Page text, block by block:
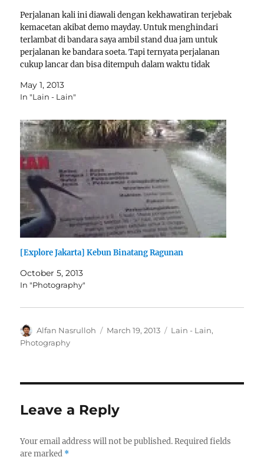
Perjalanan kali ini diawali dengan kekhawatiran terjebak
kemacetan akibat demo mayday. Untuk menghindari
terlambat di bandara saya ambil stand dua jam untuk
perjalanan ke bandara soeta. Tapi ternyata perjalanan
cukup lancar dan bisa ditempuh dalam waktu tidak
juga. Penumpang yang cukup dominan adalah…
May 1, 2013
In "Lain - Lain"
[Explore Jakarta] Kebun Binatang Ragunan
October 5, 2013
In "Photography"
Author
Alfan Nasrulloh
Posted
March 19, 2013 Categories
Lain - Lain,
Photography
Leave a Reply
Your email address will not be published. Required fields
are marked *